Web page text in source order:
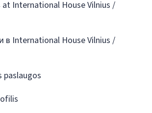
International House Vilnius /
в International House Vilnius /
paslaugos